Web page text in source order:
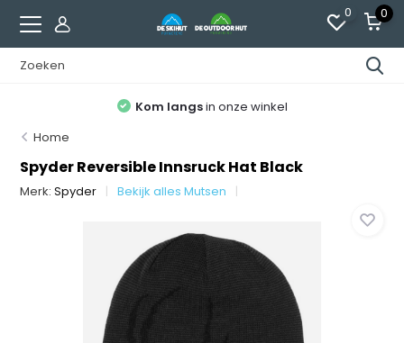
0 0
Kom langsin onze winkel
Home
Spyder Reversible Innsruck Hat Black
Merk:Spyder Bekijk alles Mutsen